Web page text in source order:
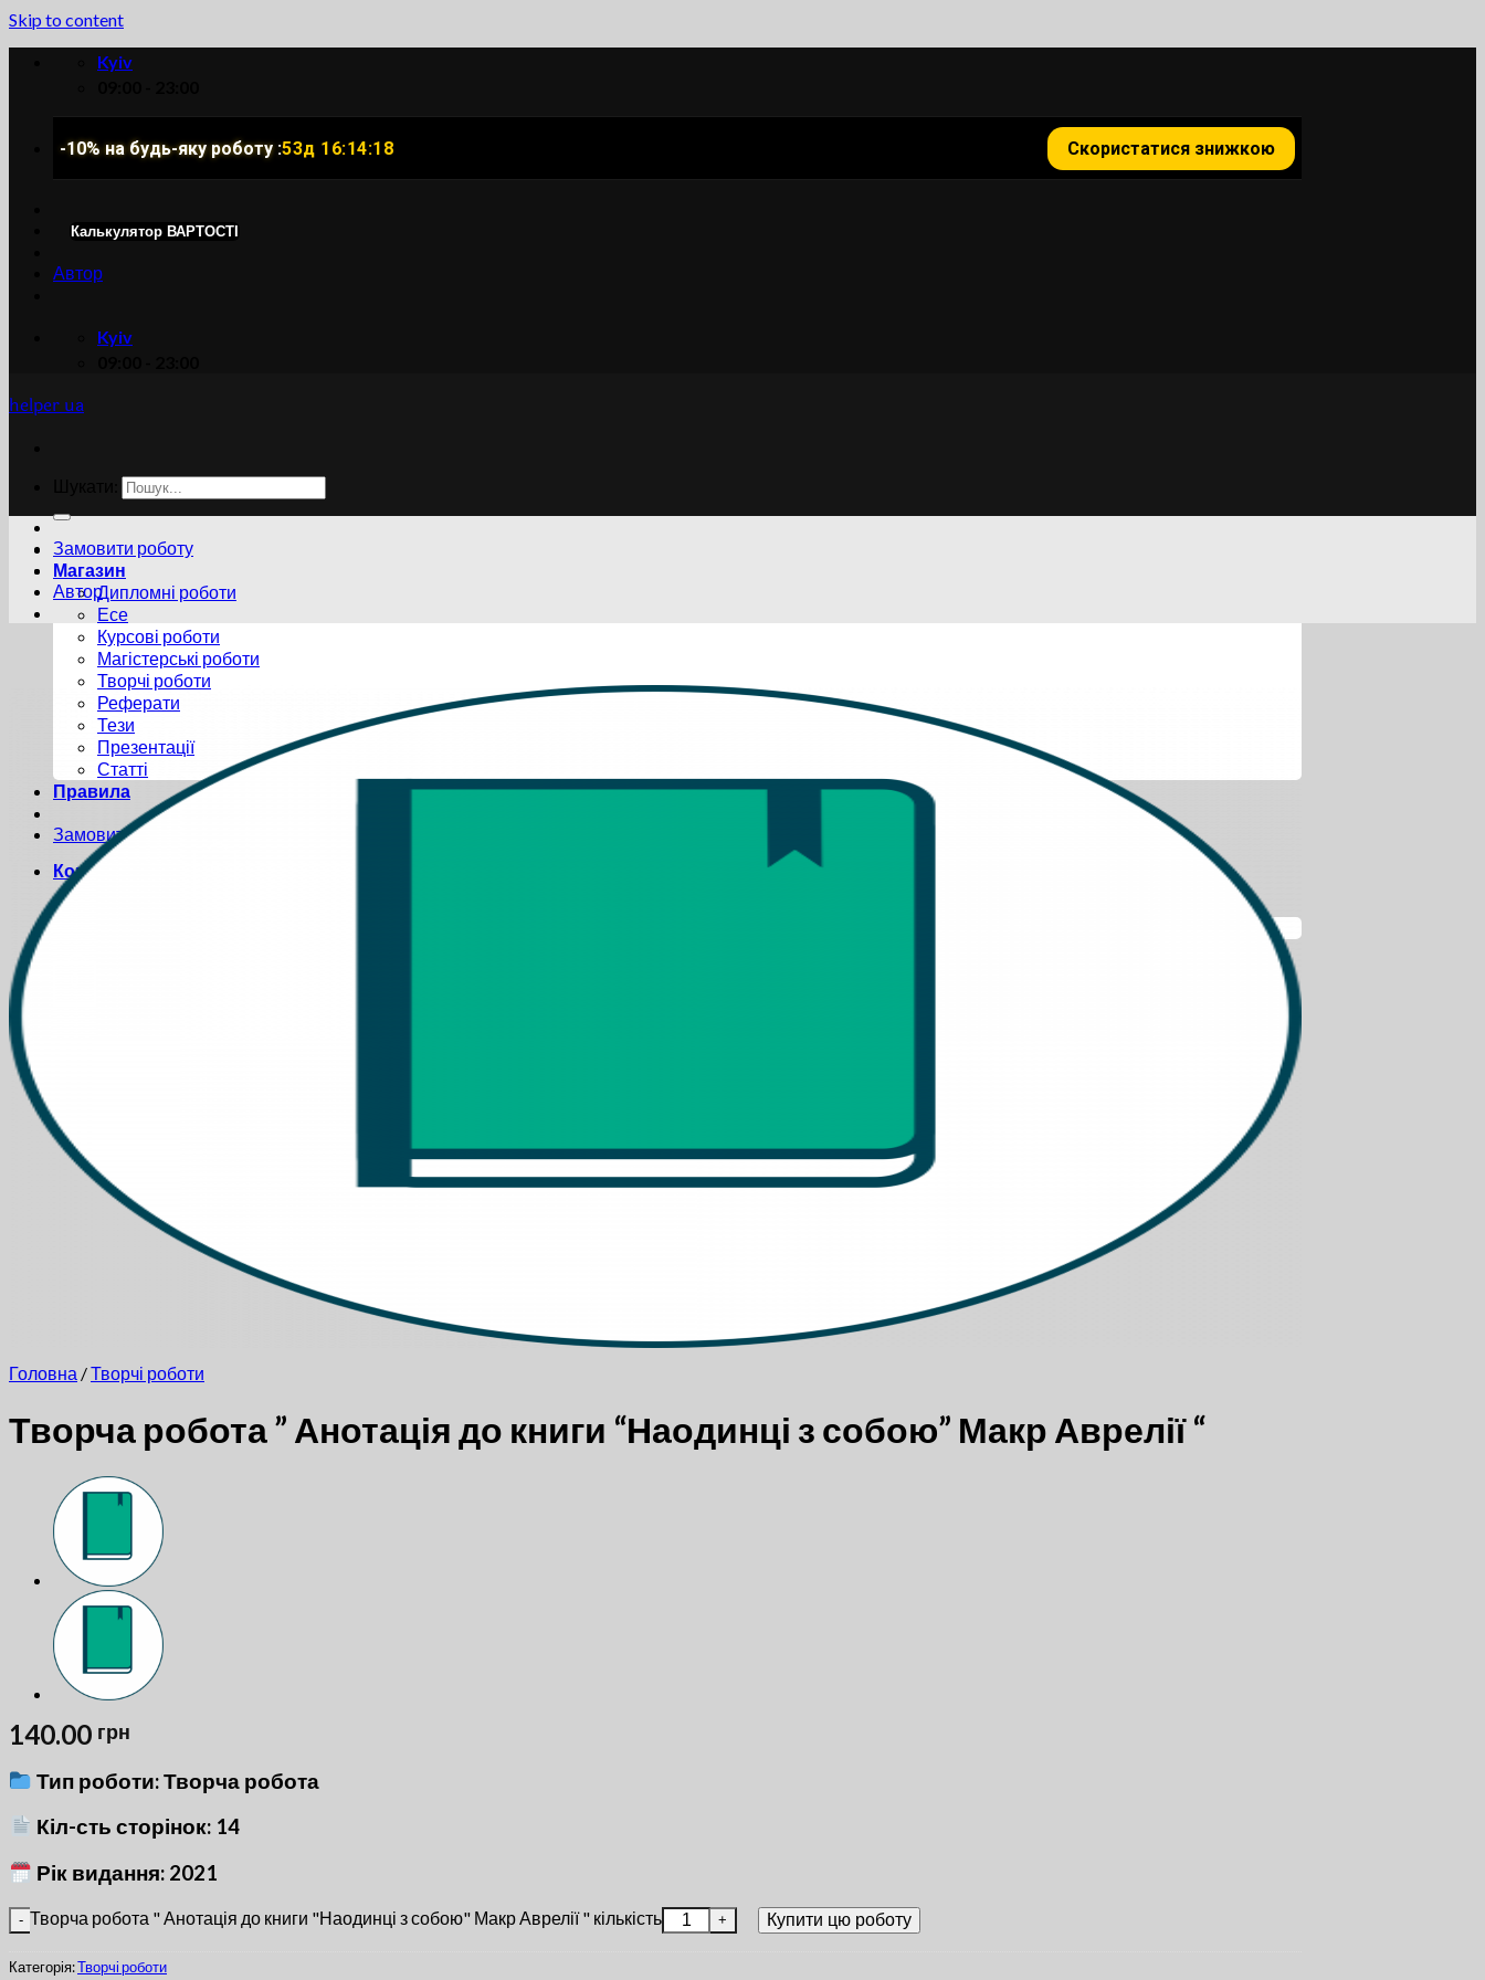
Skip to content
Kyiv
-10% на будь-яку роботу :53д 16:14:17 Скористатися знижкою
Калькулятор ВАРТОСТІ
Автор
Kyiv
helper ua
Магазин
Дипломні роботи
Есе
Курсові роботи
Магістерські роботи
Творчі роботи
Реферати
Тези
Презентації
Статті
Правила
Замовити роботу
Кошик /
Замовити роботу
Автор
Головна /Творчі роботи
Творча робота ” Анотація до книги “Наодинці з собою” Макр Аврелії “
140.00 грн
Тип роботи: Творча робота
Кіл-сть сторінок: 14
Рік видання: 2021
Творча робота " Анотація до книги "Наодинці з собою" Макр Аврелії " кількість Купити цю роботу
Категорія:Творчі роботи